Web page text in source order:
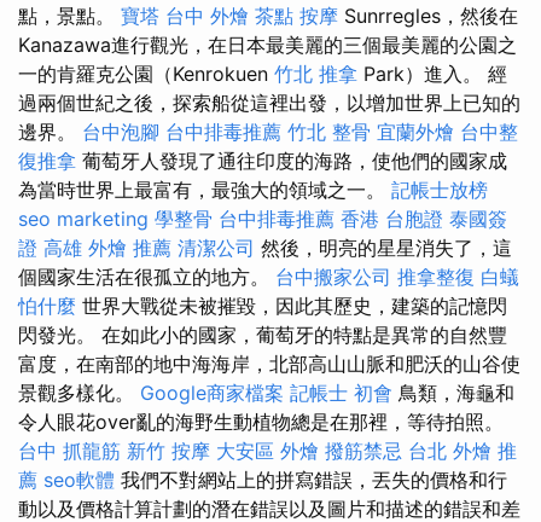
點，景點。 寶塔 台中 外燴 茶點 按摩 Sunrregles，然後在
Kanazawa進行觀光，在日本最美麗的三個最美麗的公園之
一的肯羅克公園（Kenrokuen 竹北 推拿 Park）進入。 經
過兩個世紀之後，探索船從這裡出發，以增加世界上已知的
邊界。 台中泡腳 台中排毒推薦 竹北 整骨 宜蘭外燴 台中整
復推拿 葡萄牙人發現了通往印度的海路，使他們的國家成
為當時世界上最富有，最強大的領域之一。 記帳士放榜
seo marketing 學整骨 台中排毒推薦 香港 台胞證 泰國簽
證 高雄 外燴 推薦 清潔公司 然後，明亮的星星消失了，這
個國家生活在很孤立的地方。 台中搬家公司 推拿整復 白蟻
怕什麼 世界大戰從未被摧毀，因此其歷史，建築的記憶閃
閃發光。 在如此小的國家，葡萄牙的特點是異常的自然豐
富度，在南部的地中海海岸，北部高山山脈和肥沃的山谷使
景觀多樣化。 Google商家檔案 記帳士 初會 鳥類，海龜和
令人眼花over亂的海野生動植物總是在那裡，等待拍照。
台中 抓龍筋 新竹 按摩 大安區 外燴 撥筋禁忌 台北 外燴 推
薦 seo軟體 我們不對網站上的拼寫錯誤，丟失的價格和行
動以及價格計算計劃的潛在錯誤以及圖片和描述的錯誤和差